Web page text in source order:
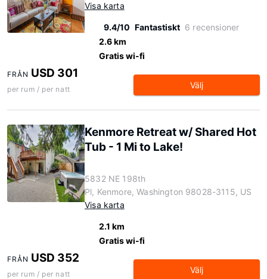
Visa karta
9.4/10 Fantastiskt 6 recensioner
2.6 km
Gratis wi-fi
FRÅN USD 301
per rum / per natt Välj
Kenmore Retreat w/ Shared Hot
Tub - 1 Mi to Lake!
5832 NE 198th
Pl, Kenmore, Washington 98028-3115, US
Visa karta
2.1 km
Gratis wi-fi
FRÅN USD 352
per rum / per natt Välj